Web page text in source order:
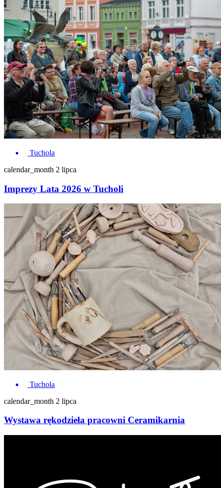
Tuchola
calendar_month 2 lipca
Imprezy Lata 2026 w Tucholi
Tuchola
calendar_month 2 lipca
Wystawa rękodzieła pracowni Ceramikarnia